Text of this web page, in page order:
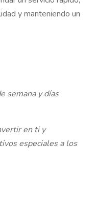
y manteniendo un
semana y días
en ti y
especiales a los